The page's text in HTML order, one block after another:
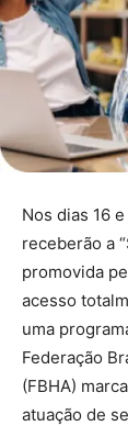
Nos dias 16
receberão a
promovida
acesso
uma
Federação
(FBHA)
atuação de